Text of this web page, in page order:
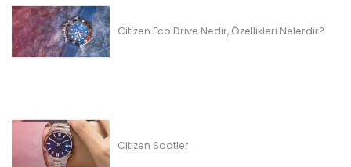
Citizen Eco Drive Nedir, Özellikleri Nelerdir?
Citizen Saatler